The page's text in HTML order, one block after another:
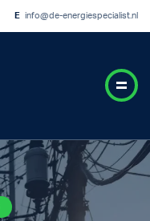
E info@de-energiespecialist.nl